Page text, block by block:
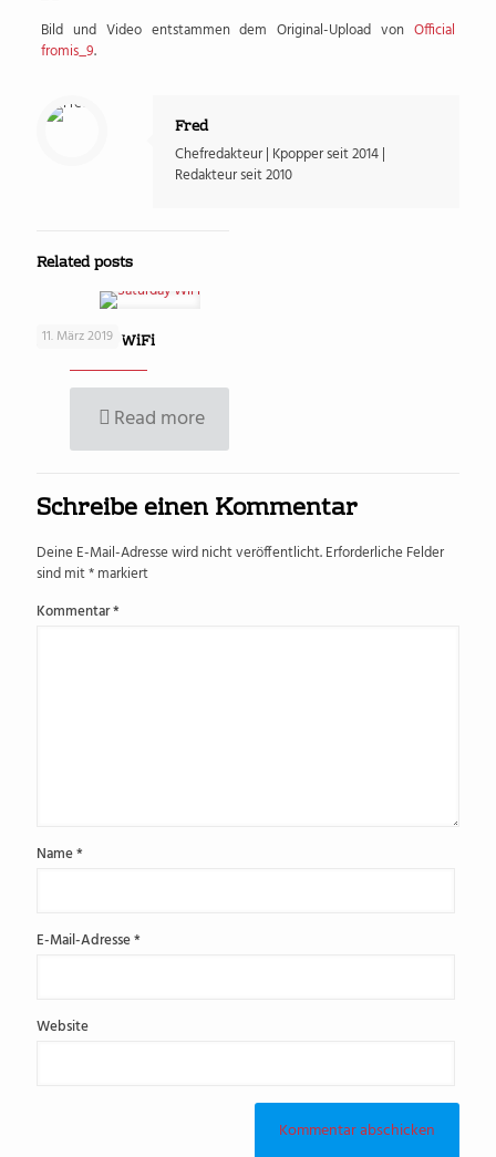
Bild und Video entstammen dem Original-Upload vonOfficial
fromis_9.
Fred
Chefredakteur | Kpopper seit 2014 |
Redakteur seit 2010
Related posts
11. März 2019
Saturday – WiFi
Read more
Schreibe einen Kommentar
Deine E-Mail-Adresse wird nicht veröffentlicht.Erforderliche Felder
sind mit*markiert
Kommentar*
Name*
E-Mail-Adresse*
Website